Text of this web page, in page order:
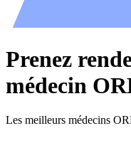
Prenez
médecin
Les meilleurs médecins